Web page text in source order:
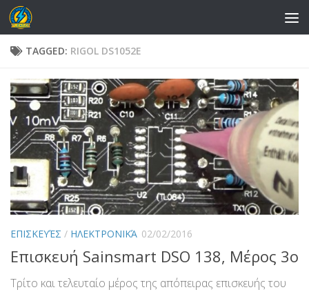
Skip to content
TAGGED: RIGOL DS1052E
ΕΠΙΣΚΕΥΈΣ / ΗΛΕΚΤΡΟΝΙΚΆ 02/02/2016
Επισκευή Sainsmart DSO 138, Μέρος 3ο
Τρίτο και τελευταίο μέρος της απόπειρας επισκευής του